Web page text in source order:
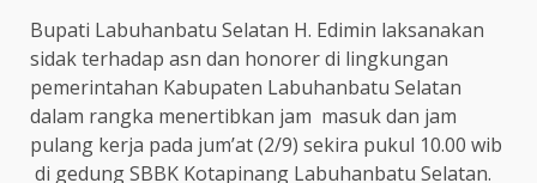
Bupati Labuhanbatu Selatan H. Edimin laksanakan
sidak terhadap asn dan honorer di lingkungan
pemerintahan Kabupaten Labuhanbatu Selatan
dalam rangka menertibkan jam masuk dan jam
pulang kerja pada jum’at (2/9) sekira pukul 10.00 wib
di gedung SBBK Kotapinang Labuhanbatu Selatan.